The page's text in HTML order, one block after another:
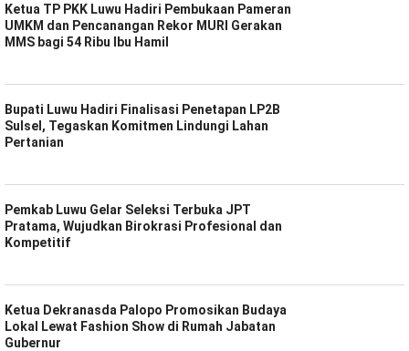
Ketua TP PKK Luwu Hadiri Pembukaan Pameran
UMKM dan Pencanangan Rekor MURI Gerakan
MMS bagi 54 Ribu Ibu Hamil
Bupati Luwu Hadiri Finalisasi Penetapan LP2B
Sulsel, Tegaskan Komitmen Lindungi Lahan
Pertanian
Pemkab Luwu Gelar Seleksi Terbuka JPT
Pratama, Wujudkan Birokrasi Profesional dan
Kompetitif
Ketua Dekranasda Palopo Promosikan Budaya
Lokal Lewat Fashion Show di Rumah Jabatan
Gubernur